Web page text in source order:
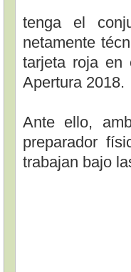
tenga el
netamente
tarjeta roja en
Apertura 2018.
Ante ello,
preparador
trabajan bajo